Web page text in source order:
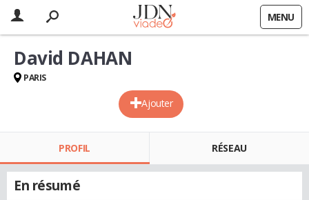
MENU
Ajouter
David DAHAN
PARIS
PROFIL RÉSEAU
En résumé